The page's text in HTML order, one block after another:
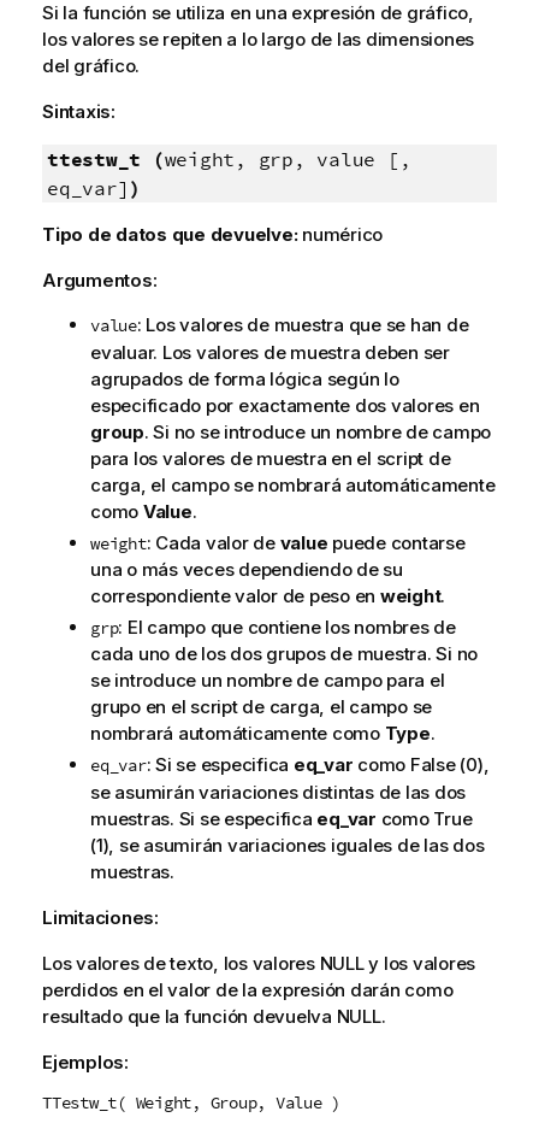
Si la función se utiliza en una expresión de gráfico,
los valores se repiten a lo largo de las dimensiones
del gráfico.
Sintaxis:
ttestw_t (weight, grp, value [,
eq_var] )
Tipo de datos que devuelve: numérico
Argumentos:
value: Los valores de muestra que se han de
evaluar. Los valores de muestra deben ser
agrupados de forma lógica según lo
especificado por exactamente dos valores en
group. Si no se introduce un nombre de campo
para los valores de muestra en el script de
carga, el campo se nombrará automáticamente
como Value.
weight: Cada valor de value puede contarse
una o más veces dependiendo de su
correspondiente valor de peso en weight.
grp: El campo que contiene los nombres de
cada uno de los dos grupos de muestra. Si no
se introduce un nombre de campo para el
grupo en el script de carga, el campo se
nombrará automáticamente como Type.
eq_var: Si se especifica eq_var como False(0),
se asumirán variaciones distintas de las dos
muestras. Si se especifica eq_var como True
(1), se asumirán variaciones iguales de las dos
muestras.
Limitaciones:
Los valores de texto, los valores NULLy los valores
perdidos en el valor de la expresión darán como
resultado que la función devuelva NULL.
Ejemplos:
TTestw_t( Weight, Group, Value )